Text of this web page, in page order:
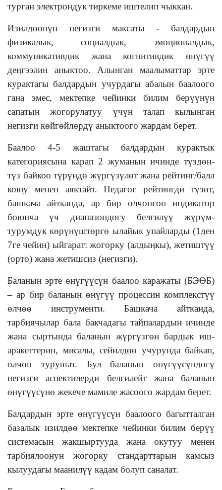
турган электрондук тиркеме иштелип чыккан.
Изилдөөнүн негизги максаты - балдардын
физикалык, социалдык, эмоционалдык,
коммуникативдик жана когнитивдик өнүгүү
деңгээлин аныктоо. Алынган маалыматтар эрте
курактагы балдардын учурдагы абалын баалоого
гана эмес, мектепке чейинки билим берүүнүн
сапатын жогорулатуу үчүн талап кылынган
негизги көйгөйлөрдү аныктоого жардам берет.
Баалоо 4-5 жаштагы балдардын курактык
категориясына карап 2 жуманын ичинде түздөн-
түз байкоо түрүндө жүргүзүлөт жана рейтинг/балл
коюу менен аяктайт. Педагог рейтингди түзөт,
башкача айтканда, ар бир өлчөнгөн индикатор
боюнча үч диапазондогу белгилүү жүрүм-
турумдук көрүнүштөргө ылайык упайларды (1ден
7ге чейин) ыйгарат: жогорку (алдыңкы), жетиштүү
(орто) жана жетишсиз (негизги).
Баланын эрте өнүгүүсүн баалоо каражаты (БЭӨБ)
– ар бир баланын өнүгүү процессин комплекстүү
өлчөө инструменти. Башкача айтканда,
тарбиячылар бала бакчадагы тайпалардын ичинде
жана сыртында баланын жүргүзгөн бардык иш-
аракеттерин, мисалы, сейилдөө учурунда байкап,
өлчөп турушат. Бул баланын өнүгүүсүндөгү
негизги аспектилерди белгилейт жана баланын
өнүгүүсүнө жекече мамиле жасоого жардам берет.
Балдардын эрте өнүгүүсүн баалоого багытталган
базалык изилдөө мектепке чейинки билим берүү
системасын жакшыртууда жана окутуу менен
тарбиялоонун жогорку стандарттарын камсыз
кылуудагы маанилүү кадам болуп саналат.